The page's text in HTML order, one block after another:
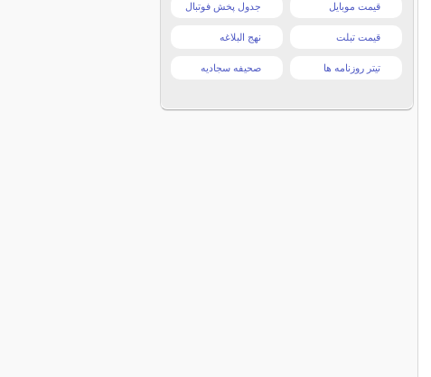
قیمت موبایل جدول پخش فوتبال
قیمت تبلت نهج البلاغه
تیتر روزنامه ها صحیفه سجادیه